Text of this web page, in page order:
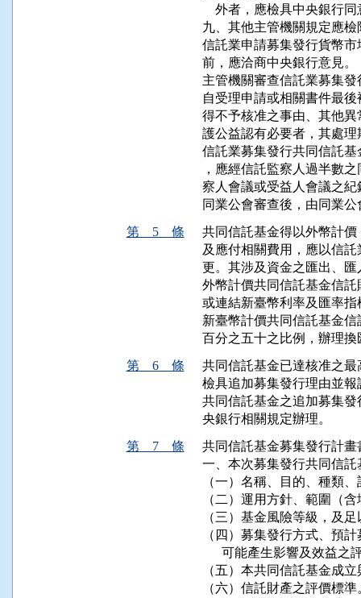
外者，應檢具中央銀行
九、其他主管機關規定應檢
信託業申請募集發行貨幣
前，應洽商中央銀行意見。
主管機關審查信託業募集
自受理申請或相關書件最
得不予核准之事由、其他
護公益認有必要者，其處
信託業募集發行共同信託
，應經信託監察人過半數
察人會議或受益人會議之
同業公會審查後，由同業
第 5 條
共同信託基金得以外幣計
及應付相關費用，應以信
更。其涉及資金之匯出、
外幣計價共同信託基金信
或連結新臺幣利率及匯率指
新臺幣計價共同信託基金
百分之五十之比例，辦理
第 6 條
共同信託基金已達核准之
檢具追加募集發行理由並
共同信託基金之追加募集
央銀行相關規定辦理。
第 7 條
共同信託基金募集發行計
一、本次募集發行共同信
（一）名稱、目的、種類
（二）運用方針、範圍（
（三）基金風險等級，及
（四）募集發行方式、預
可能產生影響及效益之
（五）本共同信託基金成
（六）信託財產之評價標準